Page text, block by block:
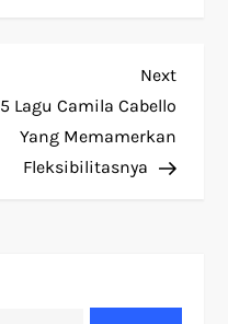
Next
Post
Next
5 Lagu Camila Cabello
Yang Memamerkan
Fleksibilitasnya